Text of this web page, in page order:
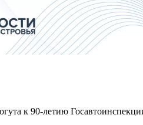
к 90-летию